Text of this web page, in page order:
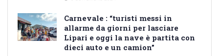
Carnevale : “turisti messi in
allarme da giorni per lasciare
Lipari e oggi la nave è partita con
dieci auto e un camion”